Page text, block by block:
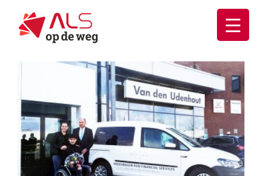
inhoud